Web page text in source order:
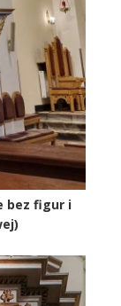
bez figur i